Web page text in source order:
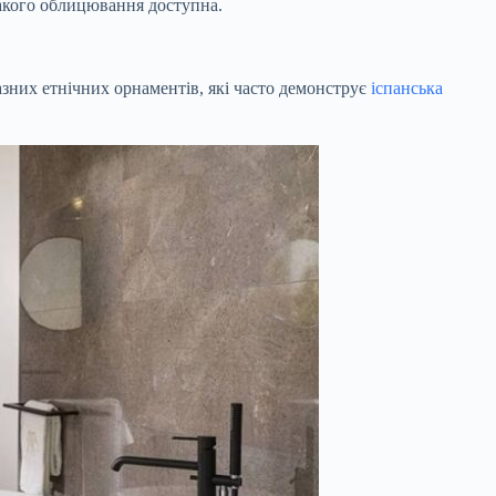
облицювання доступна.
етнічних орнаментів, які часто демонструє іспанська